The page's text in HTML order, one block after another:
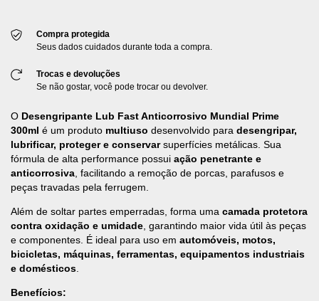
Compra protegida
Seus dados cuidados durante toda a compra.
Trocas e devoluções
Se não gostar, você pode trocar ou devolver.
O Desengripante Lub Fast Anticorrosivo Mundial Prime
300ml é um produto multiuso desenvolvido para desengripar,
lubrificar, proteger e conservarsuperfícies metálicas. Sua
fórmula de alta performance possui ação penetrante e
anticorrosiva, facilitando a remoção de porcas, parafusos e
peças travadas pela ferrugem.
Além de soltar partes emperradas, forma uma camada protetora
contra oxidação e umidade, garantindo maior vida útil às peças
e componentes. É ideal para uso em automóveis, motos,
bicicletas, máquinas, ferramentas, equipamentos industriais
e domésticos.
Benefícios: